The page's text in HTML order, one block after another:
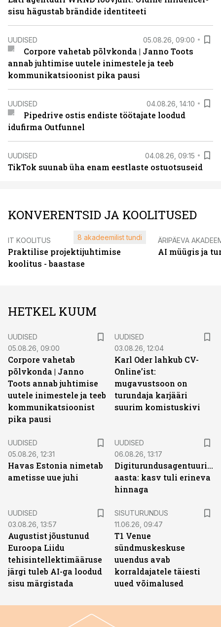
sisu hägustab brändide identiteeti
UUDISED 05.08.26, 09:00
Corpore vahetab põlvkonda | Janno Toots
annab juhtimise uutele inimestele ja teeb
kommunikatsioonist pika pausi
UUDISED 04.08.26, 14:10
Pipedrive ostis endiste töötajate loodud
idufirma Outfunnel
UUDISED 04.08.26, 09:15
TikTok suunab üha enam eestlaste ostuotsuseid
KONVERENTSID JA KOOLITUSED
IT KOOLITUS
Praktilise projektijuhtimise
koolitus - baastase
8 akadeemilist tundi ÄRIPÄEVA
AI müügis ja
HETKEL KUUM
UUDISED
05.08.26, 09:00
Corpore vahetab
põlvkonda | Janno
Toots annab juhtimise
uutele inimestele ja teeb
kommunikatsioonist
pika pausi
UUDISED
03.08.26, 12:04
Karl Oder lahkub CV-
Online’ist:
mugavustsoon on
turundaja karjääri
suurim komistuskivi
UUDISED
05.08.26, 12:31
Havas Estonia nimetab
ametisse uue juhi
UUDISED
06.08.26, 13:17
Digiturundusagentuuride
aasta: kasv tuli erineva
hinnaga
UUDISED
03.08.26, 13:57
Augustist jõustunud
Euroopa Liidu
tehisintellektimääruse
järgi tuleb AI-ga loodud
sisu märgistada
SISUTURUNDUS
11.06.26, 09:47
T1 Venue
sündmuskeskuse
uuendus avab
korraldajatele täiesti
uued võimalused